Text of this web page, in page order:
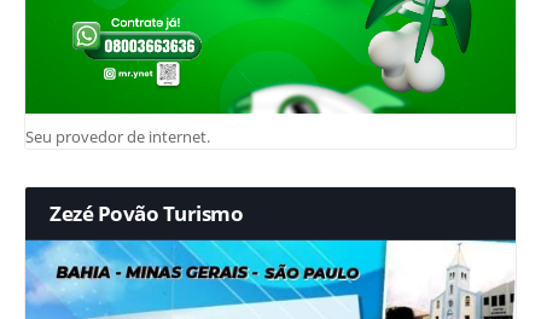
Seu provedor de internet.
Zezé Povão Turismo